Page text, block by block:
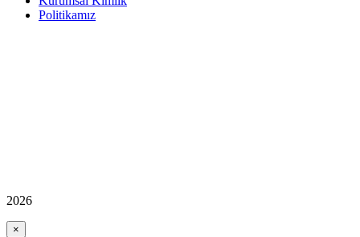
Politikamız
2026
×